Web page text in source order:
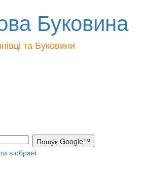
Буковина
та Буковини
в обрані